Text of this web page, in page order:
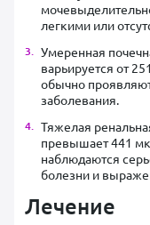
легкими или
Умеренная
варьируется от
обычно
заболевания.
Тяжелая
превышает 441
наблюдаются
болезни и
Лечение